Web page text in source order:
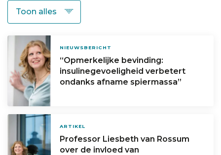
NIEUWSBERICHT
“Opmerkelijke bevinding:
insulinegevoeligheid verbetert
ondanks afname spiermassa”
ARTIKEL
Professor Liesbeth van Rossum
over de invloed van